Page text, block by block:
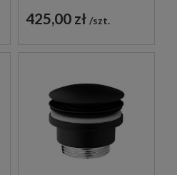
425,00 zł szt.